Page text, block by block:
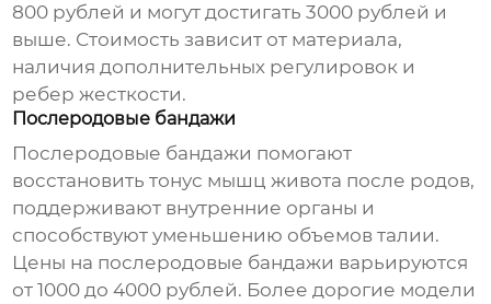
800 рублей и могут достигать 3000 рублей и
выше. Стоимость зависит от материала,
наличия дополнительных регулировок и
ребер жесткости.
Послеродовые бандажи
Послеродовые бандажи помогают
восстановить тонус мышц живота после родов,
поддерживают внутренние органы и
способствуют уменьшению объемов талии.
Цены на послеродовые бандажи варьируются
от 1000 до 4000 рублей. Более дорогие модели